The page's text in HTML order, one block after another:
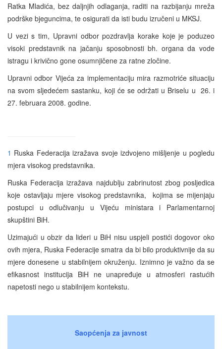
Ratka Mladića, bez daljnjih odlaganja, raditi na razbijanju mreža
podrške bjeguncima, te osigurati da isti budu izručeni u MKSJ.
U vezi s tim, Upravni odbor pozdravlja korake koje je poduzeo
visoki predstavnik na jačanju sposobnosti bh. organa da vode
istragu i krivično gone osumnjičene za ratne zločine.
Upravni odbor Vijeća za implementaciju mira razmotriće situaciju
na svom sljedećem sastanku, koji će se održati u Briselu u 26. i
27. februara 2008. godine.
1 Ruska Federacija izražava svoje izdvojeno mišljenje u pogledu
mjera visokog predstavnika.
Ruska Federacija izražava najdublju zabrinutost zbog posljedica
koje ostavljaju mjere visokog predstavnika, kojima se mijenjaju
postupci u odlučivanju u Vijeću ministara i Parlamentarnoj
skupštini BiH.
Uzimajući u obzir da lideri u BiH nisu uspjeli postići dogovor oko
ovih mjera, Ruska Federacije smatra da bi bilo produktivnije da su
mjere donesene u stabilnijem okruženju. Iznimno je važno da se
efikasnost institucija BiH ne unapređuje u atmosferi rastućih
napetosti nego u stabilnijem kontekstu.
Saopćenja za javnost